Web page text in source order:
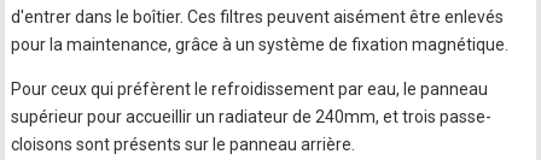
d'entrer dans le boîtier. Ces filtres peuvent aisément être enlevés
pour la maintenance, grâce à un système de fixation magnétique.
Pour ceux qui préfèrent le refroidissement par eau, le panneau
supérieur pour accueillir un radiateur de 240mm, et trois passe-
cloisons sont présents sur le panneau arrière.